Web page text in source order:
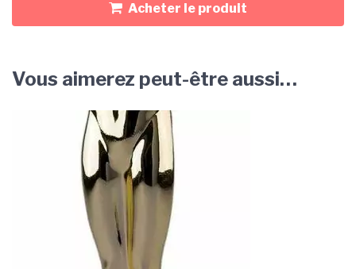
Acheter le produit
Vous aimerez peut-être aussi…